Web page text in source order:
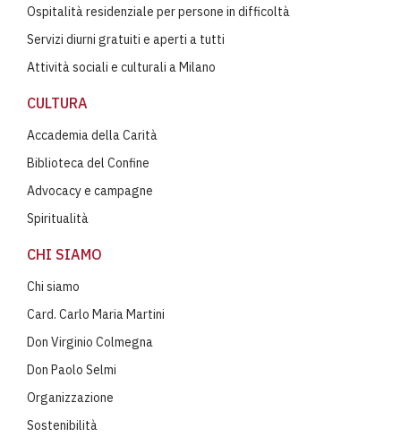
Ospitalità residenziale per persone in difficoltà
Servizi diurni gratuiti e aperti a tutti
Attività sociali e culturali a Milano
CULTURA
Accademia della Carità
Biblioteca del Confine
Advocacy e campagne
Spiritualità
CHI SIAMO
Chi siamo
Card. Carlo Maria Martini
Don Virginio Colmegna
Don Paolo Selmi
Organizzazione
Sostenibilità